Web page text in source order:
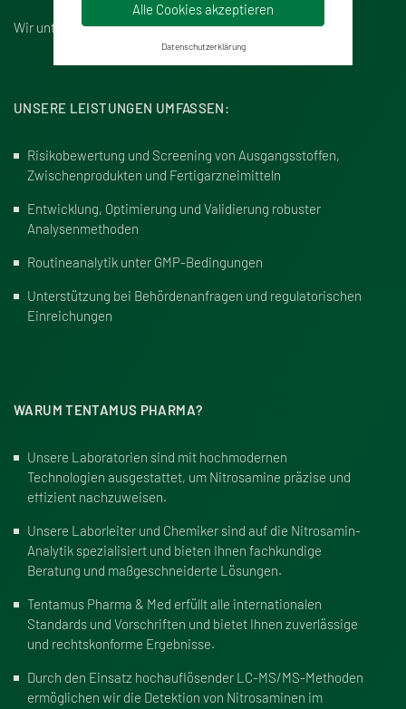
Wir unterstützen Sie entlang des gesamten Lebenszyklus.
UNSERE LEISTUNGEN UMFASSEN:
Risikobewertung und Screening von Ausgangsstoffen,
Zwischenprodukten und Fertigarzneimitteln
Entwicklung, Optimierung und Validierung robuster
Analysenmethoden
Routineanalytik unter GMP-Bedingungen
Unterstützung bei Behördenanfragen und regulatorischen
Einreichungen
WARUM TENTAMUS PHARMA?
Unsere Laboratorien sind mit hochmodernen
Technologien ausgestattet, um Nitrosamine präzise und
effizient nachzuweisen.
Unsere Laborleiter und Chemiker sind auf die Nitrosamin-
Analytik spezialisiert und bieten Ihnen fachkundige
Beratung und maßgeschneiderte Lösungen.
Tentamus Pharma & Med erfüllt alle internationalen
Standards und Vorschriften und bietet Ihnen zuverlässige
und rechtskonforme Ergebnisse.
Durch den Einsatz hochauflösender LC-MS/MS-Methoden
ermöglichen wir die Detektion von Nitrosaminen im
Alle Cookies akzeptieren
Datenschutzerklärung